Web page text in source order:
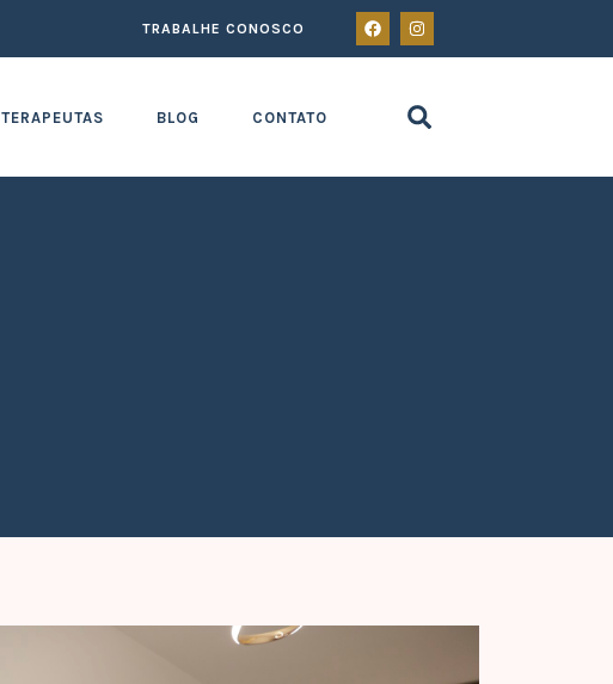
TRABALHE CONOSCO
TERAPEUTAS BLOG CONTATO